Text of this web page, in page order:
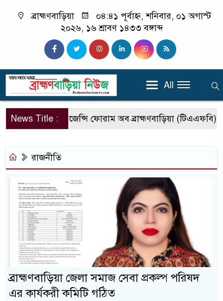
ব্রাহ্মণবাড়িয়া
০৪:৪১ পূর্বাহ্ন, শনিবার, ০১ অগাস্ট
২০২৬, ১৬ শ্রাবণ ১৪৩৩ বঙ্গাব্দ
All
News Title :
ট্রাভেল এজেন্সি ফোরাম অব ব্রাহ্মণবাড়িয়া (টিএএফবি)
রাজনীতি
ব্রাহ্মণবাড়িয়া জেলা সমাজ সেবা প্রকল্প পরিষদ
এর কার্যকরী কমিটি গঠিত